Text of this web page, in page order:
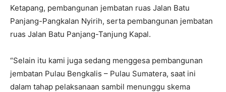
Ketapang, pembangunan jembatan ruas Jalan Batu
Panjang-Pangkalan Nyirih, serta pembangunan jembatan
ruas Jalan Batu Panjang-Tanjung Kapal.
“Selain itu kami juga sedang menggesa pembangunan
jembatan Pulau Bengkalis – Pulau Sumatera, saat ini
dalam tahap pelaksanaan sambil menunggu skema